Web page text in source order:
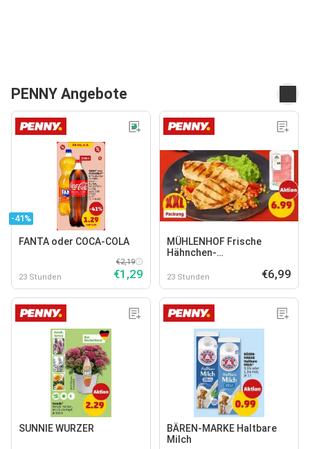
PENNY Angebote
-41%
FANTA oder COCA-COLA
23 Stunden
€2,19
€1,29
MÜHLENHOF Frische
Hähnchen-
23 Stunden €6,99
SUNNIE WURZER
BÄREN-MARKE Haltbare
Milch